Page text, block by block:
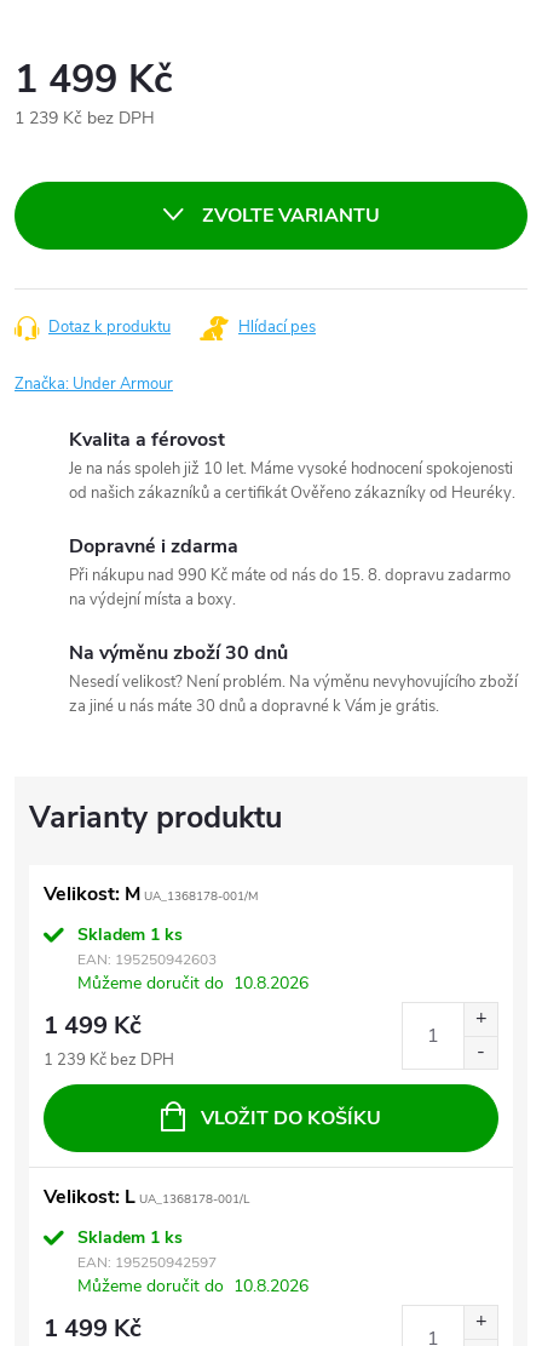
1 499 Kč
1 239 Kč bez DPH
ZVOLTE VARIANTU
Dotaz k produktu Hlídací pes
Značka: Under Armour
Kvalita a férovost
Je na nás spoleh již 10 let. Máme vysoké hodnocení spokojenosti
od našich zákazníků a certifikát Ověřeno zákazníky od Heuréky.
Dopravné i zdarma
Při nákupu nad 990 Kč máte od nás do 15. 8. dopravu zadarmo
na výdejní místa a boxy.
Na výměnu zboží 30 dnů
Nesedí velikost? Není problém. Na výměnu nevyhovujícího zboží
za jiné u nás máte 30 dnů a dopravné k Vám je grátis.
Velikost: M UA_1368178-001/M
Skladem 1 ks
EAN: 195250942603
Můžeme doručit do 10.8.2026
1 499 Kč
1 239 Kč bez DPH
VLOŽIT DO KOŠÍKU
Velikost: L UA_1368178-001/L
Skladem 1 ks
EAN: 195250942597
Můžeme doručit do 10.8.2026
1 499 Kč